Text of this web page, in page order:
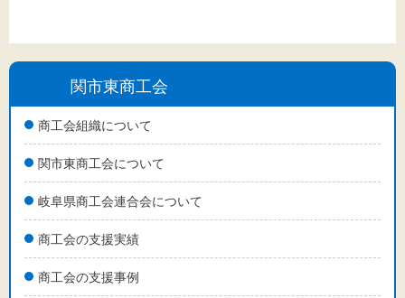
関市東商工会
商工会組織について
関市東商工会について
岐阜県商工会連合会について
商工会の支援実績
商工会の支援事例